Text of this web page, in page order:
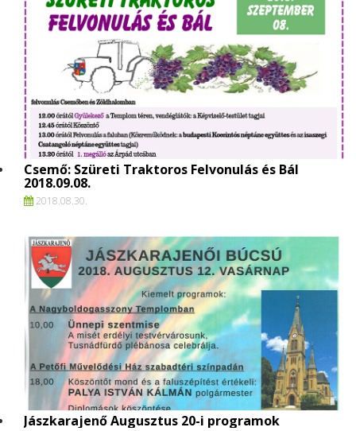
Csemő: Szüreti Traktoros Felvonulás és Bál
2018.09.08.
2018.08.30.
Jászkarajenő Augusztus 20-i programok